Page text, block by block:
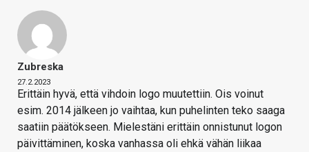
Zubreska
27.2.2023
Erittäin hyvä, että vihdoin logo muutettiin. Ois voinut
esim. 2014 jälkeen jo vaihtaa, kun puhelinten teko saaga
saatiin päätökseen. Mielestäni erittäin onnistunut logon
päivittäminen, koska vanhassa oli ehkä vähän liikaa